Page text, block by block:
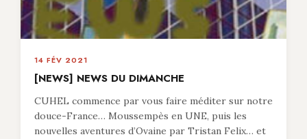
14 FÉV 2021
[NEWS] NEWS DU DIMANCHE
CUHEL commence par vous faire méditer sur notre
douce-France… Moussempès en UNE, puis les
nouvelles aventures d’Ovaine par Tristan Felix… et